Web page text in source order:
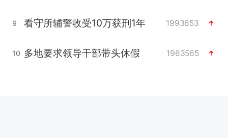
9 看守所辅警收受10万获刑1年 1993653
10 多地要求领导干部带头休假 1963565